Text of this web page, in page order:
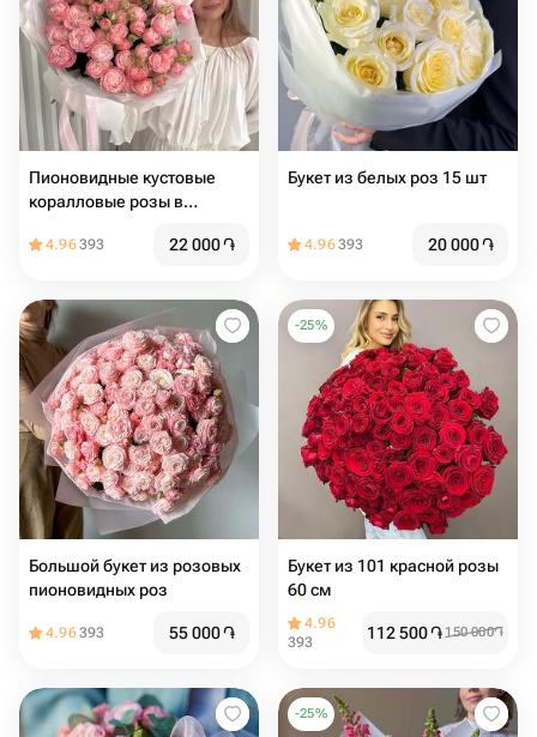
Пионовидные кустовые
коралловые розы в
веток
4.96393 22 000֏
Букет из белых роз 15 шт
4.96393 20 000֏
Большой букет из розовых
пионовидных роз
4.96393 55 000֏
-25%
Букет из 101 красной розы
60 см
4.96
393
112 500֏ 150 000֏
-25%